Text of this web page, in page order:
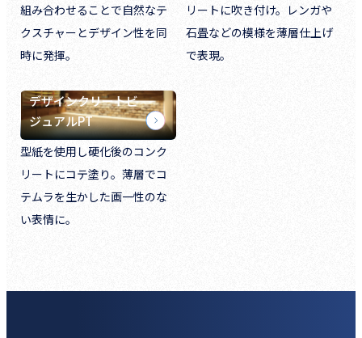
組み合わせることで自然なテ
クスチャーとデザイン性を同
時に発揮。
リートに吹き付け。レンガや
石畳などの模様を薄層仕上げ
で表現。
デザインクリートビ
ジュアルPT
型紙を使用し硬化後のコンク
リートにコテ塗り。薄層でコ
テムラを生かした画一性のな
い表情に。